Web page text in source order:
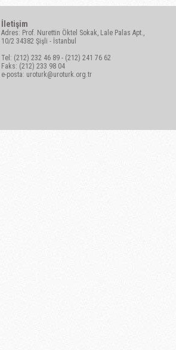
İletişim
Adres: Prof. Nurettin Öktel Sokak, Lale Palas Apt.,
10/2 34382 Şişli - İstanbul
Tel: (212) 232 46 89 - (212) 241 76 62
Faks: (212) 233 98 04
e-posta: uroturk@uroturk.org.tr